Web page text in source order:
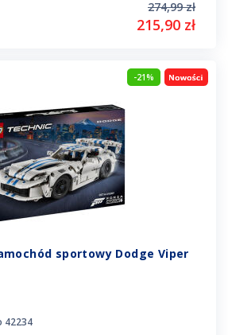
274,99 zł
215,90 zł
-21%
sportowy Dodge Viper
42234